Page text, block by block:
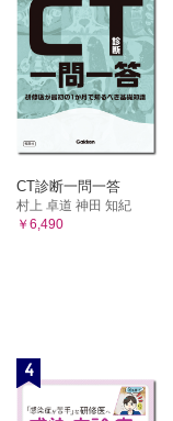
CT診断一問一答
村上 卓道 神田 知紀
￥6,490
4